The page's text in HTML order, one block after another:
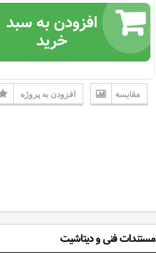
افزودن به سبد
خرید
مقایسه افزودن به پروژه
مستندات فنی و دیتاشیت